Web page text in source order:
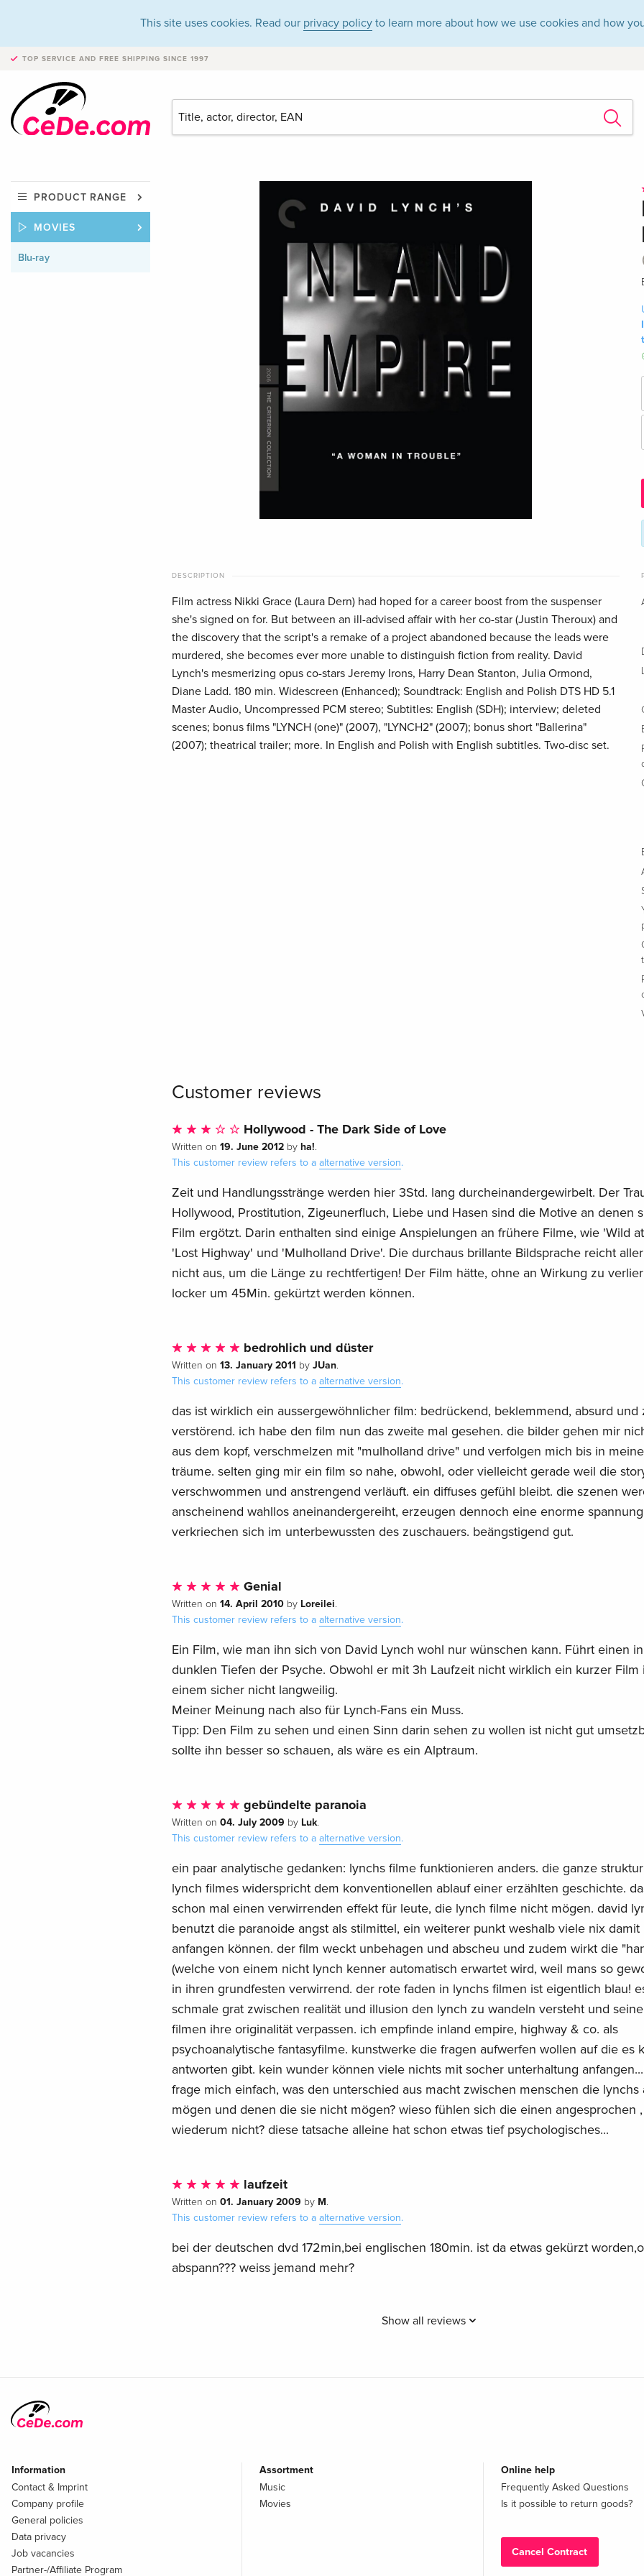
This site uses cookies. Read our privacy policy to learn more about how we use cookies and how
TOP SERVICE AND FREE SHIPPING SINCE 1997
PRODUCT RANGE
MOVIES
Blu-ray
DESCRIPTION
Film actress Nikki Grace (Laura Dern) had hoped for a career boost from the suspenser
she's signed on for. But between an ill-advised affair with her co-star (Justin Theroux) and
the discovery that the script's a remake of a project abandoned because the leads were
murdered, she becomes ever more unable to distinguish fiction from reality. David
Lynch's mesmerizing opus co-stars Jeremy Irons, Harry Dean Stanton, Julia Ormond,
Diane Ladd. 180 min. Widescreen (Enhanced); Soundtrack: English and Polish DTS HD 5.1
Master Audio, Uncompressed PCM stereo; Subtitles: English (SDH); interview; deleted
scenes; bonus films "LYNCH (one)" (2007), "LYNCH2" (2007); bonus short "Ballerina"
(2007); theatrical trailer; more. In English and Polish with English subtitles. Two-disc set.
Customer reviews
Hollywood - The Dark Side of Love
Written on 19. June 2012by ha!.
This customer review refers to a alternative version.
Zeit und Handlungsstränge werden hier 3Std. lang durcheinandergewirbelt. Der
Hollywood, Prostitution, Zigeunerfluch, Liebe und Hasen sind die Motive an denen
Film ergötzt. Darin enthalten sind einige Anspielungen an frühere Filme, wie 'Wild
'Lost Highway' und 'Mulholland Drive'. Die durchaus brillante Bildsprache reicht
nicht aus, um die Länge zu rechtfertigen! Der Film hätte, ohne an Wirkung zu
locker um 45Min. gekürtzt werden können.
bedrohlich und düster
Written on 13. January 2011 by JUan.
This customer review refers to a alternative version.
das ist wirklich ein aussergewöhnlicher film: bedrückend, beklemmend, absurd und
verstörend. ich habe den film nun das zweite mal gesehen. die bilder gehen mir
aus dem kopf, verschmelzen mit "mulholland drive" und verfolgen mich bis in meine
träume. selten ging mir ein film so nahe, obwohl, oder vielleicht gerade weil die
verschwommen und anstrengend verläuft. ein diffuses gefühl bleibt. die szenen
anscheinend wahllos aneinandergereiht, erzeugen dennoch eine enorme
verkriechen sich im unterbewussten des zuschauers. beängstigend gut.
Genial
Written on 14. April 2010by Loreilei.
This customer review refers to a alternative version.
Ein Film, wie man ihn sich von David Lynch wohl nur wünschen kann. Führt einen
dunklen Tiefen der Psyche. Obwohl er mit 3h Laufzeit nicht wirklich ein kurzer Film
einem sicher nicht langweilig.
Meiner Meinung nach also für Lynch-Fans ein Muss.
Tipp: Den Film zu sehen und einen Sinn darin sehen zu wollen ist nicht gut
sollte ihn besser so schauen, als wäre es ein Alptraum.
gebündelte paranoia
Written on 04. July 2009 by Luk.
This customer review refers to a alternative version.
ein paar analytische gedanken: lynchs filme funktionieren anders. die ganze
lynch filmes widerspricht dem konventionellen ablauf einer erzählten geschichte.
schon mal einen verwirrenden effekt für leute, die lynch filme nicht mögen. david
benutzt die paranoide angst als stilmittel, ein weiterer punkt weshalb viele nix damit
anfangen können. der film weckt unbehagen und abscheu und zudem wirkt die
(welche von einem nicht lynch kenner automatisch erwartet wird, weil mans so
in ihren grundfesten verwirrend. der rote faden in lynchs filmen ist eigentlich blau!
schmale grat zwischen realität und illusion den lynch zu wandeln versteht und
filmen ihre originalität verpassen. ich empfinde inland empire, highway & co. als
psychoanalytische fantasyfilme. kunstwerke die fragen aufwerfen wollen auf die es
antworten gibt. kein wunder können viele nichts mit socher unterhaltung
frage mich einfach, was den unterschied aus macht zwischen menschen die lynchs
mögen und denen die sie nicht mögen? wieso fühlen sich die einen angesprochen
wiederum nicht? diese tatsache alleine hat schon etwas tief psychologisches...
laufzeit
Written on 01. January 2009 by M.
This customer review refers to a alternative version.
bei der deutschen dvd 172min,bei englischen 180min. ist da etwas gekürzt
abspann??? weiss jemand mehr?
Show all reviews
Information
Contact & Imprint
Company profile
General policies
Data privacy
Job vacancies
Partner-/Affiliate Program
Assortment
Music
Movies
Online help
Frequently Asked Questions
Is it possible to return goods?
Cancel Contract